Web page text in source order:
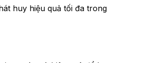
huy hiệu quả tối đa trong